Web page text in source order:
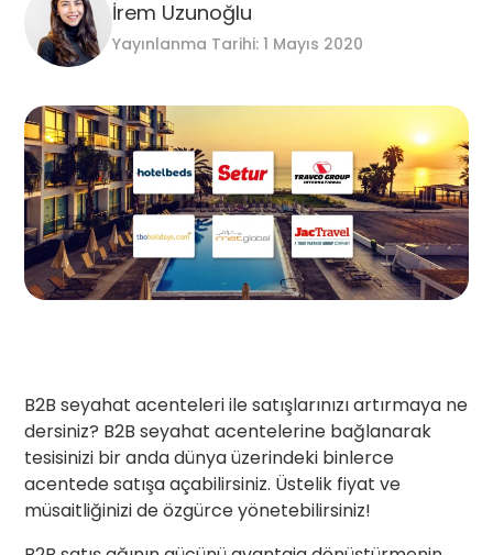
İrem Uzunoğlu
Yayınlanma Tarihi: 1 Mayıs 2020
B2B seyahat acenteleri ile satışlarınızı artırmaya ne
dersiniz? B2B seyahat acentelerine bağlanarak
tesisinizi bir anda dünya üzerindeki binlerce
acentede satışa açabilirsiniz. Üstelik fiyat ve
müsaitliğinizi de özgürce yönetebilirsiniz!